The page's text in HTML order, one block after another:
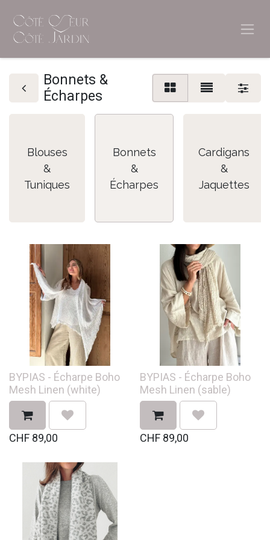
Bonnets &
Écharpes
Blouses
&
Tuniques
Bonnets
&
Écharpes
Cardigans
&
Jaquettes
BYPIAS - Écharpe Boho
Mesh Linen (white)
CHF 89,00
BYPIAS - Écharpe Boho
Mesh Linen (sable)
CHF 89,00